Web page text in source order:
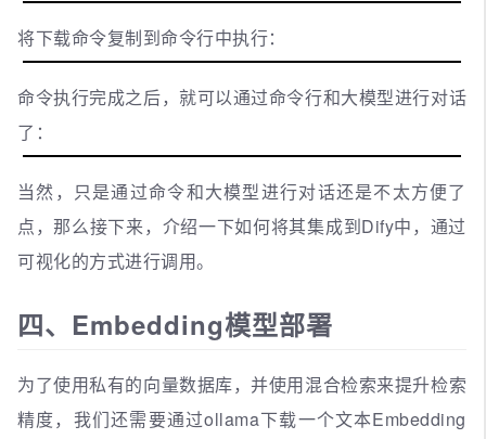
将下载命令复制到命令行中执行：
命令执行完成之后，就可以通过命令行和大模型进行对话
了：
当然，只是通过命令和大模型进行对话还是不太方便了
点，那么接下来，介绍一下如何将其集成到Dify中，通过
可视化的方式进行调用。
四、Embedding模型部署
为了使用私有的向量数据库，并使用混合检索来提升检索
精度，我们还需要通过ollama下载一个文本Embedding